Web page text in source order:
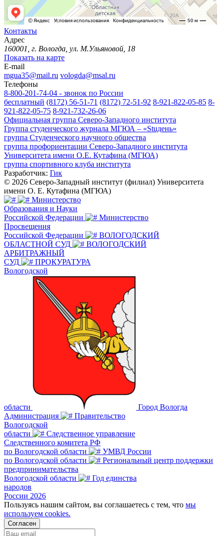
Контакты
Адрес
160001, г. Вологда, ул. М.Ульяновой, 18
Показать на карте
E-mail
mgua35@mail.ru vologda@msal.ru
Телефоны
8-800-201-74-04 - звонок по России
бесплатный (8172) 56-51-71 (8172) 72-51-92 8-921-822-05-85 8-
921-822-05-75 8-921-732-26-06
Официальная группа Северо-Западного института
Группа студенческого журнала МГЮА – «Stuдень»
группа Студенческого научного общества
группа профориентации Северо-Западного института
Университета имени О.Е. Кутафина (МГЮА)
группа спортивного клуба института
Разработчик: Гик
© 2026 Северо-Западный институт (филиал) Университета
имени О. Е. Кутафина (МГЮА)
Министерство
Образования и Науки
Российской Федерации
Министерство
Просвещения
Российской Федерации
ВОЛОГОДСКИЙ
ОБЛАСТНОЙ СУД
ВОЛОГОДСКИЙ
АРБИТРАЖНЫЙ
СУД
ПРОКУРАТУРА
Вологодской
области
Город Вологда
Администрация
Правительство
Вологодской
области
Следственное управление
Следственного комитета РФ
по Вологодской области
УМВД России
по Вологодской области
Региональный центр поддержки
предпринимательства
Вологодской области
Год единства
народов
России 2026
Пользуясь нашим сайтом, вы соглашаетесь с тем, что мы
используем cookies.
Согласен